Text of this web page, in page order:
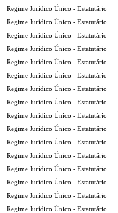
Regime Jurídico Único - Estatutário
Regime Jurídico Único - Estatutário
Regime Jurídico Único - Estatutário
Regime Jurídico Único - Estatutário
Regime Jurídico Único - Estatutário
Regime Jurídico Único - Estatutário
Regime Jurídico Único - Estatutário
Regime Jurídico Único - Estatutário
Regime Jurídico Único - Estatutário
Regime Jurídico Único - Estatutário
Regime Jurídico Único - Estatutário
Regime Jurídico Único - Estatutário
Regime Jurídico Único - Estatutário
Regime Jurídico Único - Estatutário
Regime Jurídico Único - Estatutário
Regime Jurídico Único - Estatutário